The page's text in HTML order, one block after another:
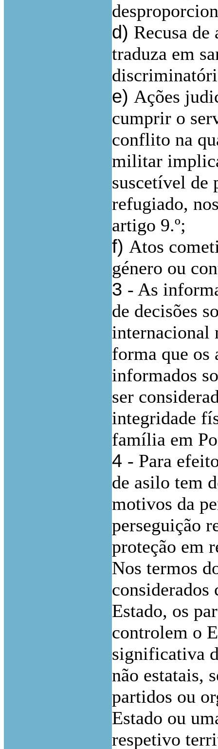
d) Recusa
traduza em
e) Ações
cumprir o
conflito na
militar
suscetível de
refugiado,
artigo 9.º;
f) Atos
género ou
3 - As
de decisões
internacional
forma que os
informados
ser
integridade
família em
4 - Para
de asilo tem
motivos da
perseguição
proteção em
Nos termos
considerados
Estado, os
controlem o
significativa
não estatais,
partidos ou
Estado ou
respetivo